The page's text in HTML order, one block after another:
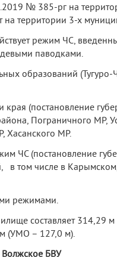
№ 385-рг на
на территории 3-х
режим ЧС,
паводками.
образований (Тугуро-
края (постановление
Пограничного МР,
Хасанского МР.
ЧС (постановление
в том числе в
режимами.
составляет 314,29
(УМО – 127,0 м).
Волжское БВУ